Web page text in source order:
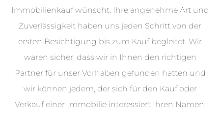
Immobilienkauf wünscht. Ihre angenehme Art und
Zuverlässigkeit haben uns jeden Schritt von der
ersten Besichtigung bis zum Kauf begleitet. Wir
waren sicher, dass wir in Ihnen den richtigen
Partner für unser Vorhaben gefunden hatten und
wir können jedem, der sich für den Kauf oder
Verkauf einer Immobilie interessiert Ihren Namen,